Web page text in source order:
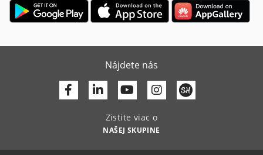
Nájdete nás
Facebook
LinkedinYoutube
Zistite viac o
NAŠEJ SKUPINE